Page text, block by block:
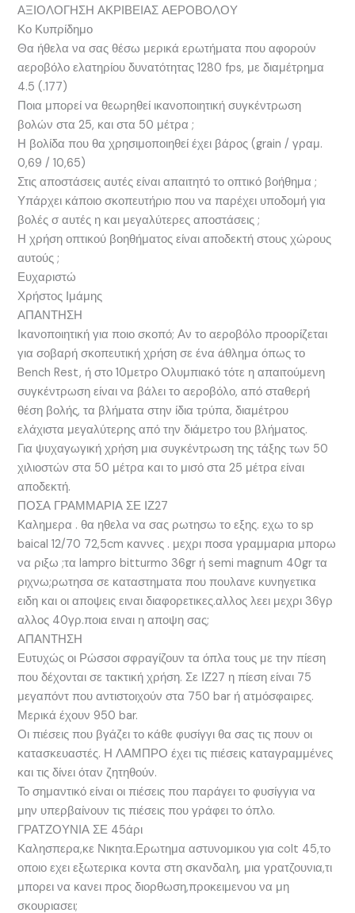
ΑΞΙΟΛΟΓΗΣΗ ΑΚΡΙΒΕΙΑΣ ΑΕΡΟΒΟΛΟΥ
Κο Κυπρίδημο
Θα ήθελα να σας θέσω μερικά ερωτήματα που αφορούν
αεροβόλο ελατηρίου δυνατότητας 1280 fps, με διαμέτρημα
4.5 (.177)
Ποια μπορεί να θεωρηθεί ικανοποιητική συγκέντρωση
βολών στα 25, και στα 50 μέτρα ;
Η βολίδα που θα χρησιμοποιηθεί έχει βάρος (grain / γραμ.
0,69 / 10,65)
Στις αποστάσεις αυτές είναι απαιτητό το οπτικό βοήθημα ;
Υπάρχει κάποιο σκοπευτήριο που να παρέχει υποδομή για
βολές σ αυτές η και μεγαλύτερες αποστάσεις ;
Η χρήση οπτικού βοηθήματος είναι αποδεκτή στους χώρους
αυτούς ;
Ευχαριστώ
Χρήστος Ιμάμης
ΑΠΑΝΤΗΣΗ
Ικανοποιητική για ποιο σκοπό; Αν το αεροβόλο προορίζεται
για σοβαρή σκοπευτική χρήση σε ένα άθλημα όπως το
Bench Rest, ή στο 10μετρο Ολυμπιακό τότε η απαιτούμενη
συγκέντρωση είναι να βάλει το αεροβόλο, από σταθερή
θέση βολής, τα βλήματα στην ίδια τρύπα, διαμέτρου
ελάχιστα μεγαλύτερης από την διάμετρο του βλήματος.
Για ψυχαγωγική χρήση μια συγκέντρωση της τάξης των 50
χιλιοστών στα 50 μέτρα και το μισό στα 25 μέτρα είναι
αποδεκτή.
ΠΟΣΑ ΓΡΑΜΜΑΡΙΑ ΣΕ ΙΖ27
Καλημερα . θα ηθελα να σας ρωτησω το εξης. εχω το sp
baical 12/70 72,5cm καννες . μεχρι ποσα γραμμαρια μπορω
να ριξω ;τα lampro bitturmo 36gr ή semi magnum 40gr τα
ριχνω;ρωτησα σε καταστηματα που πουλανε κυνηγετικα
ειδη και οι αποψεις ειναι διαφορετικες.αλλος λεει μεχρι 36γρ
αλλος 40γρ.ποια ειναι η αποψη σας;
ΑΠΑΝΤΗΣΗ
Ευτυχώς οι Ρώσσοι σφραγίζουν τα όπλα τους με την πίεση
που δέχονται σε τακτική χρήση. Σε ΙΖ27 η πίεση είναι 75
μεγαπόντ που αντιστοιχούν στα 750 bar ή ατμόσφαιρες.
Μερικά έχουν 950 bar.
Οι πιέσεις που βγάζει το κάθε φυσίγγι θα σας τις πουν οι
κατασκευαστές. Η ΛΑΜΠΡΟ έχει τις πιέσεις καταγραμμένες
και τις δίνει όταν ζητηθούν.
Το σημαντικό είναι οι πιέσεις που παράγει το φυσίγγια να
μην υπερβαίνουν τις πιέσεις που γράφει το όπλο.
ΓΡΑΤΖΟΥΝΙΑ ΣΕ 45άρι
Καλησπερα,κε Νικητα.Ερωτημα αστυνομικου για colt 45,το
οποιο εχει εξωτερικα κοντα στη σκανδαλη, μια γρατζουνια,τι
μπορει να κανει προς διορθωση,προκειμενου να μη
σκουριασει;